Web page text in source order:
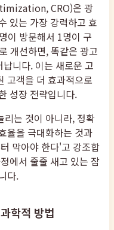
CRO)은 광
있는 가장 강력하고 효
이 방문해서 1명이 구
개선하면, 똑같은 광고
니다. 이는 새로운 고
고객을 더 효과적으로
성장 전략입니다.
리는 것이 아니라, 정확
율을 극대화하는 것과
막아야 한다'고 강조합
에서 줄줄 새고 있는 잠
다.
학적 방법